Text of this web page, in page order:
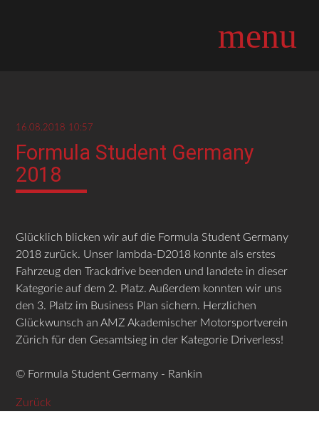
menu
16.08.2018 10:57
Formula Student Germany
2018
Glücklich blicken wir auf die Formula Student Germany
2018 zurück. Unser lambda-D2018 konnte als erstes
Fahrzeug den Trackdrive beenden und landete in dieser
Kategorie auf dem 2. Platz. Außerdem konnten wir uns
den 3. Platz im Business Plan sichern. Herzlichen
Glückwunsch an AMZ Akademischer Motorsportverein
Zürich für den Gesamtsieg in der Kategorie Driverless!
© Formula Student Germany - Rankin
Zurück